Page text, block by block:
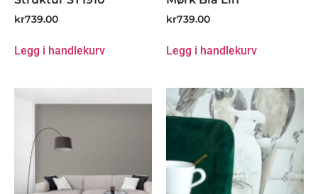
kr739.00
Legg i handlekurv
kr739.00
Legg i handlekurv